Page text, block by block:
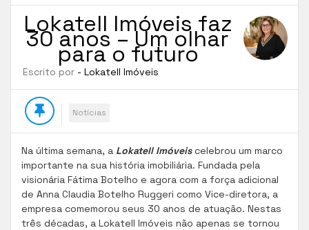
Lokatell Imóveis faz
30 anos – Um olhar
para o futuro
Escrito por - Lokatell Imóveis
Notícias
Na última semana, a Lokatell Imóveiscelebrou um marco
importante na sua história imobiliária. Fundada pela
visionária Fátima Botelho e agora com a força adicional
de Anna Claudia Botelho Ruggeri como Vice-diretora, a
empresa comemorou seus 30 anos de atuação. Nestas
três décadas, a Lokatell Imóveis não apenas se tornou